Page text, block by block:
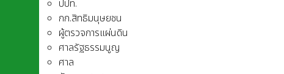
ปปท.
กก.สิทธิมนุษยชน
ผู้ตรวจการแผ่นดิน
ศาลรัฐธรรมนูญ
ศาล